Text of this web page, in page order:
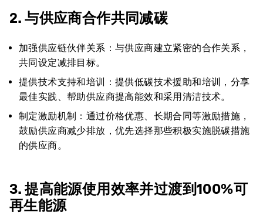
2. 与供应商合作共同减碳
加强供应链伙伴关系：与供应商建立紧密的合作关系，
共同设定减排目标。
提供技术支持和培训：提供低碳技术援助和培训，分享
最佳实践、帮助供应商提高能效和采用清洁技术。
制定激励机制：通过价格优惠、长期合同等激励措施，
鼓励供应商减少排放，优先选择那些积极实施脱碳措施
的供应商。
3. 提高能源使用效率并过渡到100%可
再生能源